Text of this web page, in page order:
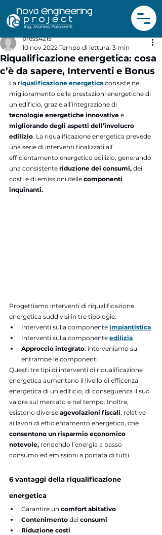
Riqualificazione energetica: cosa
c’è da sapere, Interventi e Bonus
press4215
10 nov 2022 Tempo di lettura: 3 min
La riqualificazione energetica consiste nel
miglioramento delle prestazioni energetiche di
un edificio, grazie all’integrazione di
tecnologie energetiche innovative e
migliorando degli aspetti dell’involucro
edilizio. La riqualificazione energetica prevede
una serie di interventi finalizzati all’
efficientamento energetico edilizio, generando
una consistente riduzione dei consumi, dei
costi e di emissioni delle componenti
inquinanti.
Progettiamo interventi di riqualificazione
energetica suddivisi in tre tipologie:
Interventi sulla componente impiantistica
Interventi sulla componente edilizia
Approccio integrato: interveniamo su
entrambe le componenti
Questi tre tipi di interventi di riqualificazione
energetica aumentano il livello di efficenza
energetica di un edificio, di conseguenza il suo
valore sul mercato e nel tempo. Inoltre,
esistono diverse agevolazioni fiscali, relative
ai lavori di efficientamento energetico, che
consentono un risparmio economico
notevole, rendendo l’energia a basso
consumo ed emissioni a portata di tutti.
6 vantaggi della riqualificazione
energetica
Garantire un comfort abitativo
Contenimento dei consumi
Riduzione costi